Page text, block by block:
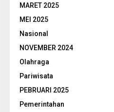
MARET 2025
MEI 2025
Nasional
NOVEMBER 2024
Olahraga
Pariwisata
PEBRUARI 2025
Pemerintahan